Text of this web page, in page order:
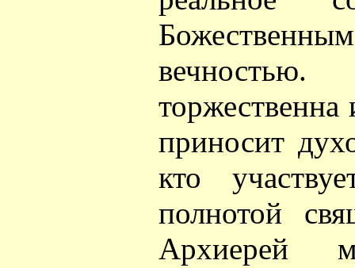
торжественна
приносит
кто
полнотой
Архиерей